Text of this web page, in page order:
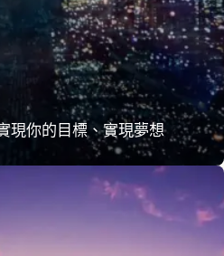
現你的目標、實現夢想